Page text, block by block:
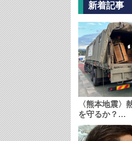
新着記事
〈熊本地震〉
を守るか？…